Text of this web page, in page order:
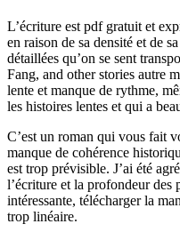
L’écriture est pdf gratuit et
en raison de sa densité et de
détaillées qu’on se sent
Fang, and other stories autre
lente et manque de rythme,
les histoires lentes et qui a
C’est un roman qui vous fait
manque de cohérence
est trop prévisible. J’ai été
l’écriture et la profondeur des
intéressante, télécharger la
trop linéaire.